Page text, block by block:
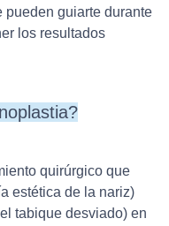
guiarte durante
los resultados
quirúrgico que
estética de la nariz)
tabique desviado) en